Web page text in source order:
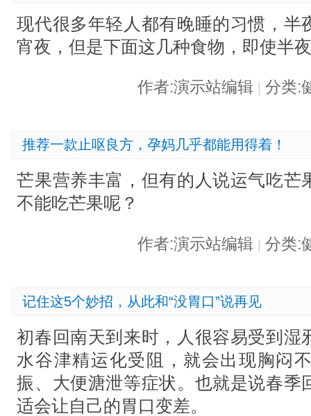
现代很多年轻人都有晚睡的习惯，半
宵夜，但是下面这几种食物，即使半
作者:演示站编辑 分类:
推荐一款止呕良方，孕妈几乎都能用得着！
芒果营养丰富，但有的人说运气吃芒
不能吃芒果呢？
作者:演示站编辑 | 分类:
记住这5个妙招，从此和“没胃口”说再见
初春回南天到来时，人很容易受到湿
水谷津精运化受阻，就会出现胸闷
振、大便溏泄等症状。也就是说春季
适会让自己的胃口变差。